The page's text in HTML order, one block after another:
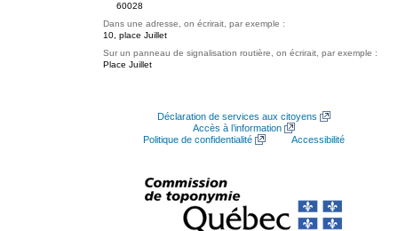
60028
Dans une adresse, on écrirait, par exemple :
10, place Juillet
Sur un panneau de signalisation routière, on écrirait, par exemple :
Place Juillet
Déclaration de services aux citoyens
Accès à l’information
Politique de confidentialité
Accessibilité